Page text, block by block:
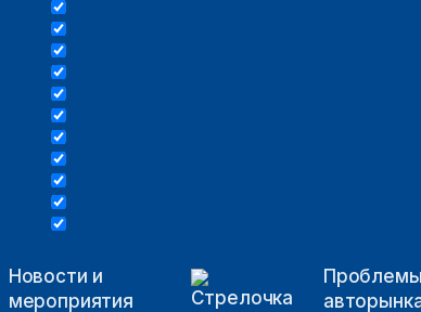
Новости и
мероприятия
Проблемы